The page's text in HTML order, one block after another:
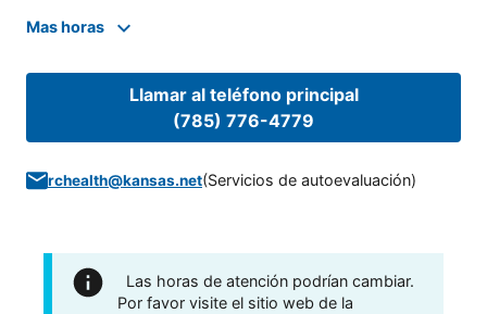
Mas horas
Llamar al teléfono principal
(785) 776-4779
rchealth@kansas.net(Servicios de autoevaluación)
Las horas de atención podrían cambiar.
Por favor visite el sitio web de la